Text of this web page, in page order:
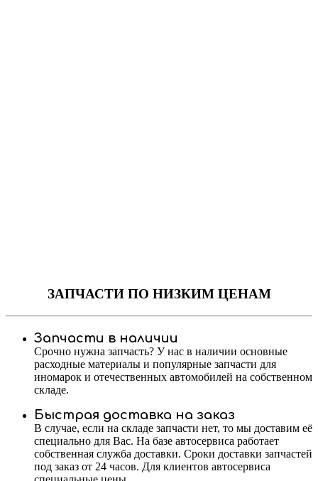
ЗАПЧАСТИПО НИЗКИМ ЦЕНАМ
Запчасти в наличии
Срочно нужна запчасть? У нас в наличии основные
расходные материалы и популярные запчасти для
иномарок и отечественных автомобилей на собственном
складе.
Быстрая доставка на заказ
В случае, если на складе запчасти нет, то мы доставим её
специально для Вас. На базе автосервиса работает
собственная служба доставки. Сроки доставки запчастей
под заказ от 24 часов. Для клиентов автосервиса